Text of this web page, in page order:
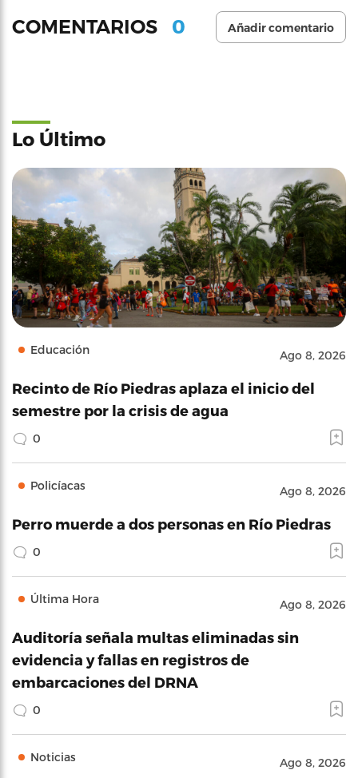
COMENTARIOS 0 Añadir comentario
Lo Último
Educación Ago 8, 2026
Recinto de Río Piedras aplaza el inicio del
semestre por la crisis de agua
0
Policíacas Ago 8, 2026
Perro muerde a dos personas en Río Piedras
0
Última Hora Ago 8, 2026
Auditoría señala multas eliminadas sin
evidencia y fallas en registros de
embarcaciones del DRNA
0
Noticias Ago 8, 2026